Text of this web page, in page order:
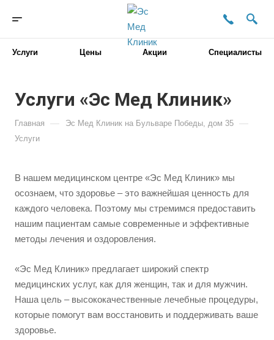
Услуги Цены Акции Специалисты
Услуги «Эс Мед Клиник»
Главная — Эс Мед Клиник на Бульваре Победы, дом 35 —
Услуги
В нашем медицинском центре «Эс Мед Клиник» мы
осознаем, что здоровье – это важнейшая ценность для
каждого человека. Поэтому мы стремимся предоставить
нашим пациентам самые современные и эффективные
методы лечения и оздоровления.
«Эс Мед Клиник» предлагает широкий спектр
медицинских услуг, как для женщин, так и для мужчин.
Наша цель – высококачественные лечебные процедуры,
которые помогут вам восстановить и поддерживать ваше
здоровье.